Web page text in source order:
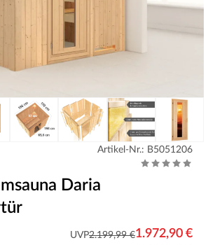
Artikel-Nr.: B5051206
Daria
UVP2.199,99 €1.972,90 €